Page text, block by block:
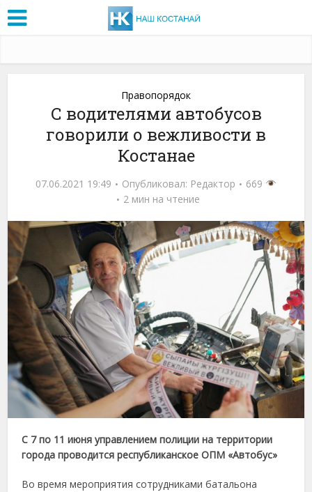
Правопорядок
С водителями автобусов
говорили о вежливости в
Костанае
07.06.2021 19:49 Опубликовал: Редактор
669
2 мин на чтение
С 7 по 11 июня управлением полиции на территории
города проводится республиканское ОПМ «Автобус»
Во время мероприятия сотрудниками батальона